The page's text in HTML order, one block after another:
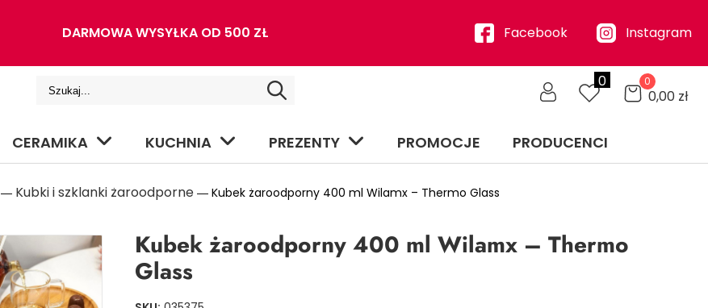
DARMOWA WYSYŁKA OD 500 ZŁ Facebook Instagram
0 0
0,00 zł
CERAMIKA KUCHNIA PREZENTY PROMOCJE PRODUCENCI
― Kubki i szklanki żaroodporne ― Kubek żaroodporny 400 ml Wilamx – Thermo Glass
Kubek żaroodporny 400 ml Wilamx – Thermo
Glass